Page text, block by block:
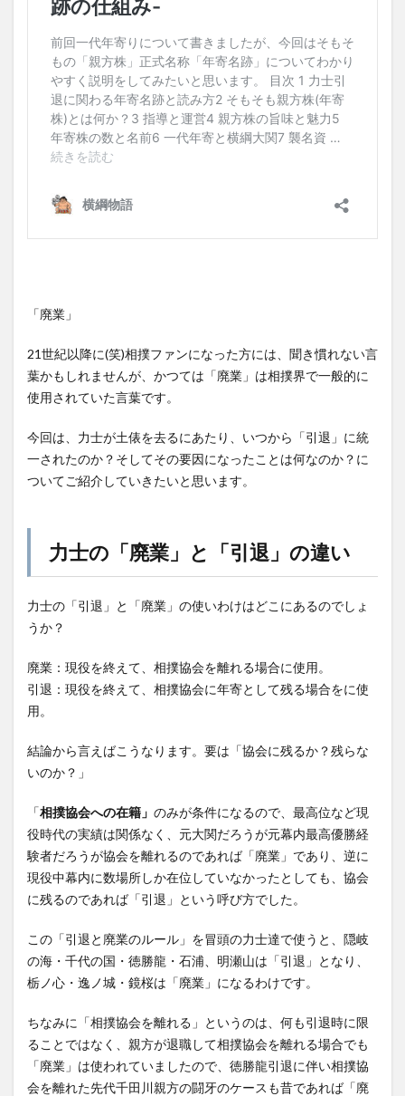
「廃業」
21世紀以降に(笑)相撲ファンになった方には、聞き慣れない言
葉かもしれませんが、かつては「廃業」は相撲界で一般的に
使用されていた言葉です。
今回は、力士が土俵を去るにあたり、いつから「引退」に統
一されたのか？そしてその要因になったことは何なのか？に
ついてご紹介していきたいと思います。
力士の「廃業」と「引退」の違い
力士の「引退」と「廃業」の使いわけはどこにあるのでしょ
うか？
廃業：現役を終えて、相撲協会を離れる場合に使用。
引退：現役を終えて、相撲協会に年寄として残る場合をに使
用。
結論から言えばこうなります。要は「協会に残るか？残らな
いのか？」
「相撲協会への在籍」 のみが条件になるので、最高位など現
役時代の実績は関係なく、元大関だろうが元幕内最高優勝経
験者だろうが協会を離れるのであれば「廃業」であり、逆に
現役中幕内に数場所しか在位していなかったとしても、協会
に残るのであれば「引退」という呼び方でした。
この「引退と廃業のルール」を冒頭の力士達で使うと、隠岐
の海・千代の国・徳勝龍・石浦、明瀬山は「引退」となり、
栃ノ心・逸ノ城・鏡桜は「廃業」になるわけです。
ちなみに「相撲協会を離れる」というのは、何も引退時に限
ることではなく、親方が退職して相撲協会を離れる場合でも
「廃業」は使われていましたので、徳勝龍引退に伴い相撲協
会を離れた先代千田川親方の闘牙のケースも昔であれば「廃